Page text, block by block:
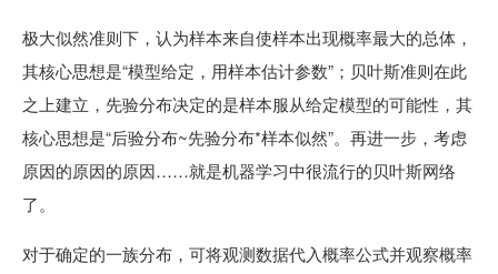
极大似然准则下，认为样本来自使样本出现概率最大的总体，
其核心思想是“模型给定，用样本估计参数”；贝叶斯准则在此
之上建立，先验分布决定的是样本服从给定模型的可能性，其
核心思想是“后验分布~先验分布*样本似然”。再进一步，考虑
原因的原因的原因……就是机器学习中很流行的贝叶斯网络
了。
对于确定的一族分布，可将观测数据代入概率公式并观察概率